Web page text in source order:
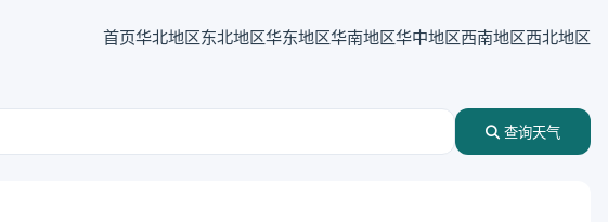
首页华北地区东北地区华东地区华南地区华中地区西南地区西北地区
查询天气